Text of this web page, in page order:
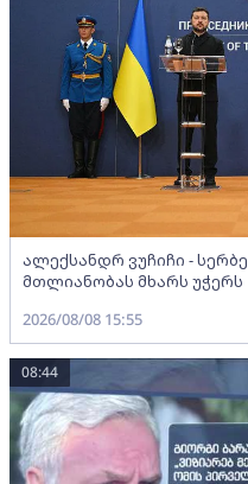
ალექსანდრ ვუჩიჩი -
მთლიანობას მხარს უჭერს
2026/08/08 15:55
08:44